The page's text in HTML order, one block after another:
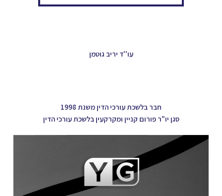
עו''ד יריב גוטמן
חבר בלשכת עורכי הדין משנת 1998
סגן יו"ר פורום קניין ומקרקעין בלשכת עורכי הדין